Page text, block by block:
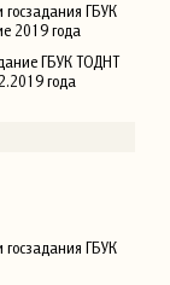
ГБУК
2019 года
ГБУК ТОДНТ
года
ГБУК